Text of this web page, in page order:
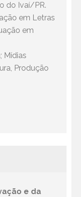
do Ivaí/PR.
em Letras
em
Mídias
Produção
e da